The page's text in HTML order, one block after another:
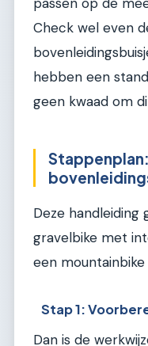
Check wel even
hebben een
geen kwaad om
Deze
gravelbike met
een
Stap 1:
Dan is de